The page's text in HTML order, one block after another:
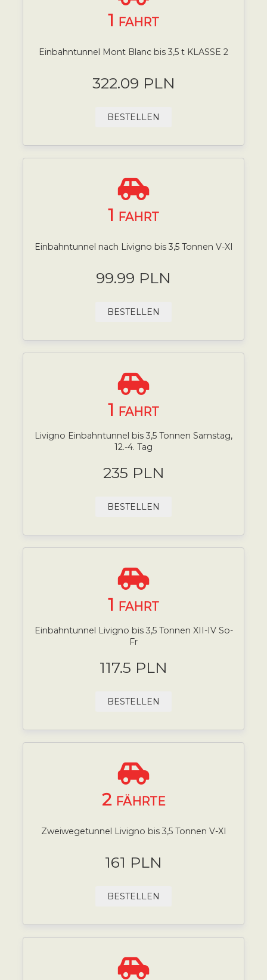
1 FAHRT
Einbahntunnel Mont Blanc bis 3,5 t KLASSE 2
322.09 PLN
BESTELLEN
1 FAHRT
Einbahntunnel nach Livigno bis 3,5 Tonnen V-XI
99.99 PLN
BESTELLEN
1 FAHRT
Livigno Einbahntunnel bis 3,5 Tonnen Samstag,
12.-4. Tag
235 PLN
BESTELLEN
1 FAHRT
Einbahntunnel Livigno bis 3,5 Tonnen XII-IV So-
Fr
117.5 PLN
BESTELLEN
2 FÄHRTE
Zweiwegetunnel Livigno bis 3,5 Tonnen V-XI
161 PLN
BESTELLEN